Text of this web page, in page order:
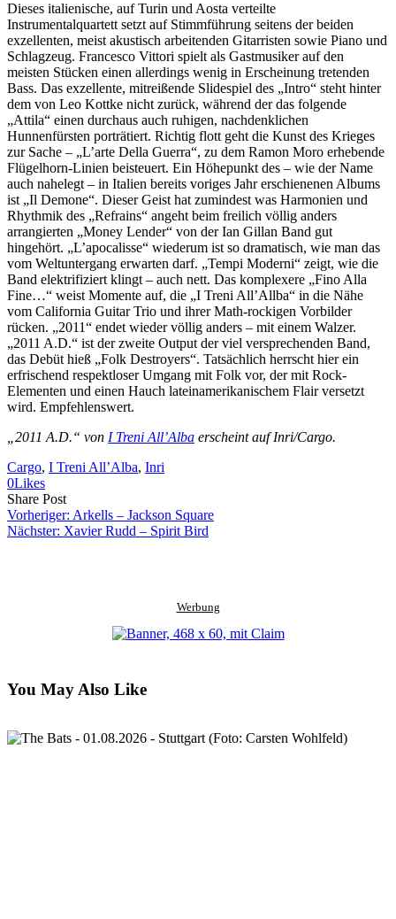
Facebook
to
clipboard
via
eMail
Dieses italienische, auf Turin und Aosta verteilte
Instrumentalquartett setzt auf Stimmführung seitens der beiden
exzellenten, meist akustisch arbeitenden Gitarristen sowie Piano und
Schlagzeug. Francesco Vittori spielt als Gastmusiker auf den
meisten Stücken einen allerdings wenig in Erscheinung tretenden
Bass. Das exzellente, mitreißende Slidespiel des „Intro“ steht hinter
dem von Leo Kottke nicht zurück, während der das folgende
„Attila“ einen durchaus auch ruhigen, nachdenklichen
Hunnenfürsten porträtiert. Richtig flott geht die Kunst des Krieges
zur Sache – „L’arte Della Guerra“, zu dem Ramon Moro erhebende
Flügelhorn-Linien beisteuert. Ein Höhepunkt des – wie der Name
auch nahelegt – in Italien bereits voriges Jahr erschienenen Albums
ist „Il Demone“. Dieser Geist hat zumindest was Harmonien und
Rhythmik des „Refrains“ angeht beim freilich völlig anders
arrangierten „Money Lender“ von der Ian Gillan Band gut
hingehört. „L’apocalisse“ wiederum ist so dramatisch, wie man das
vom Weltuntergang erwarten darf. „Tempi Moderni“ zeigt, wie die
Band elektrifiziert klingt – auch nett. Das komplexere „Fino Alla
Fine…“ weist Momente auf, die „I Treni All’Allba“ in die Nähe
vom California Guitar Trio und ihrer Math-rockigen Vorbilder
rücken. „2011“ endet wieder völlig anders – mit einem Walzer.
„2011 A.D.“ ist der zweite Output der viel versprechenden Band,
das Debüt hieß „Folk Destroyers“. Tatsächlich herrscht hier ein
erfrischend respektloser Umgang mit Folk vor, der mit Rock-
Elementen und einen Hauch lateinamerikanischem Flair versetzt
wird. Empfehlenswert.
„2011 A.D.“ von I Treni All’Alba erscheint auf Inri/Cargo.
Cargo, I Treni All’Alba, Inri
0Likes
Share PostShare
on
Facebook
Copy
URL
to
Send
Link
via
Vorheriger: Arkells – Jackson Square
Nächster: Xavier Rudd – Spirit Bird
Werbung
You May Also Like